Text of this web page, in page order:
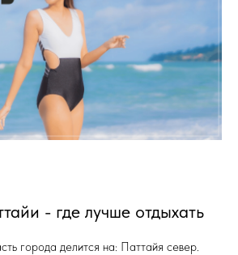
- где лучше отдыхать
города делится на: Паттайя север.